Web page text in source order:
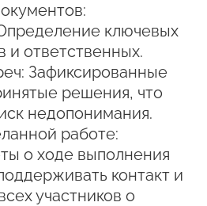
ключевых
и ответственных.
Зафиксированные
решения, что
недопонимания.
работе:
о ходе выполнения
контакт и
участников о